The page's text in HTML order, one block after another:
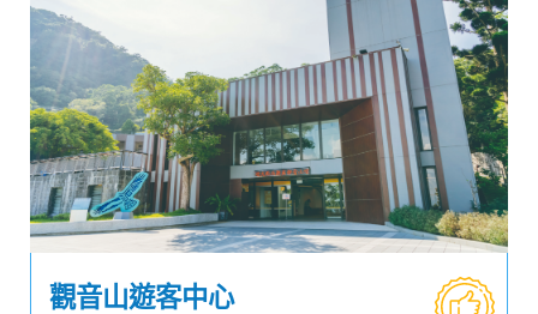
觀音山遊客中心